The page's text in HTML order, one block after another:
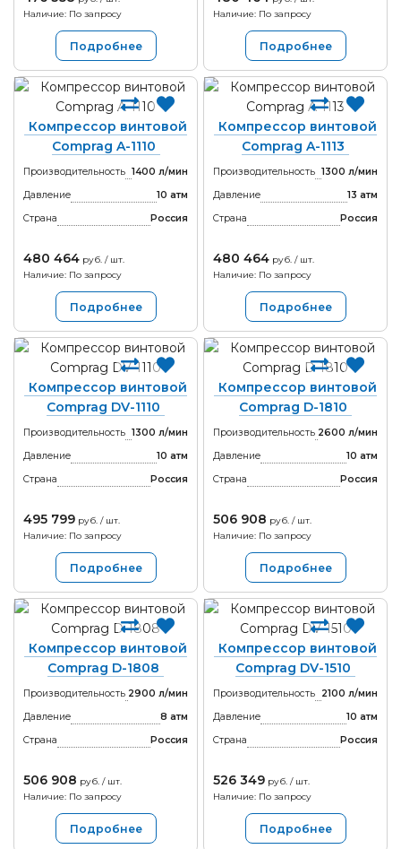
Наличие: По запросу
Подробнее
Наличие: По запросу
Подробнее
Компрессор винтовой
Comprag A-1110
Производительность 1400 л/мин
Давление
10 атм
Страна
Россия
480 464 руб. / шт.
Наличие: По запросу
Подробнее
Компрессор винтовой
Comprag A-1113
Производительность 1300 л/мин
Давление
13 атм
Страна
Россия
480 464 руб. / шт.
Наличие: По запросу
Подробнее
Компрессор винтовой
Comprag DV-1110
Производительность 1300 л/мин
Давление
10 атм
Страна
Россия
495 799 руб. / шт.
Наличие: По запросу
Подробнее
Компрессор винтовой
Comprag D-1810
Производительность 2600 л/мин
Давление
10 атм
Страна
Россия
506 908 руб. / шт.
Наличие: По запросу
Подробнее
Компрессор винтовой
Comprag D-1808
Производительность 2900 л/мин
Давление
8 атм
Страна
Россия
506 908 руб. / шт.
Наличие: По запросу
Подробнее
Компрессор винтовой
Comprag DV-1510
Производительность
2100 л/мин
Давление
10 атм
Страна
Россия
526 349 руб. / шт.
Наличие: По запросу
Подробнее